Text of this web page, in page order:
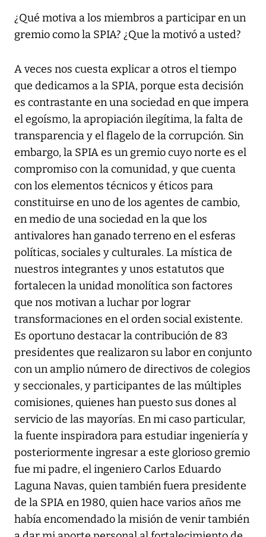
¿Qué motiva a los miembros a participar en un
gremio como la SPIA? ¿Que la motivó a usted?
A veces nos cuesta explicar a otros el tiempo
que dedicamos a la SPIA, porque esta decisión
es contrastante en una sociedad en que impera
el egoísmo, la apropiación ilegítima, la falta de
transparencia y el flagelo de la corrupción. Sin
embargo, la SPIA es un gremio cuyo norte es el
compromiso con la comunidad, y que cuenta
con los elementos técnicos y éticos para
constituirse en uno de los agentes de cambio,
en medio de una sociedad en la que los
antivalores han ganado terreno en el esferas
políticas, sociales y culturales. La mística de
nuestros integrantes y unos estatutos que
fortalecen la unidad monolítica son factores
que nos motivan a luchar por lograr
transformaciones en el orden social existente.
Es oportuno destacar la contribución de 83
presidentes que realizaron su labor en conjunto
con un amplio número de directivos de colegios
y seccionales, y participantes de las múltiples
comisiones, quienes han puesto sus dones al
servicio de las mayorías. En mi caso particular,
la fuente inspiradora para estudiar ingeniería y
posteriormente ingresar a este glorioso gremio
fue mi padre, el ingeniero Carlos Eduardo
Laguna Navas, quien también fuera presidente
de la SPIA en 1980, quien hace varios años me
había encomendado la misión de venir también